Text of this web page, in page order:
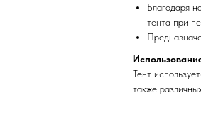
Благодаря
тента при
Тент
также